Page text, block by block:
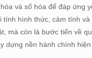
và số hóa để đáp ứng
tính hình thức, cảm tính
mà còn là bước tiến về
dựng nền hành chính